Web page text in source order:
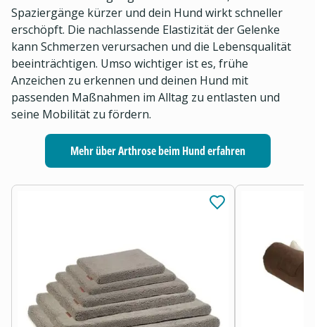
Spaziergänge kürzer und dein Hund wirkt schneller
erschöpft. Die nachlassende Elastizität der Gelenke
kann Schmerzen verursachen und die Lebensqualität
beeinträchtigen. Umso wichtiger ist es, frühe
Anzeichen zu erkennen und deinen Hund mit
passenden Maßnahmen im Alltag zu entlasten und
seine Mobilität zu fördern.
Mehr über Arthrose beim Hund erfahren